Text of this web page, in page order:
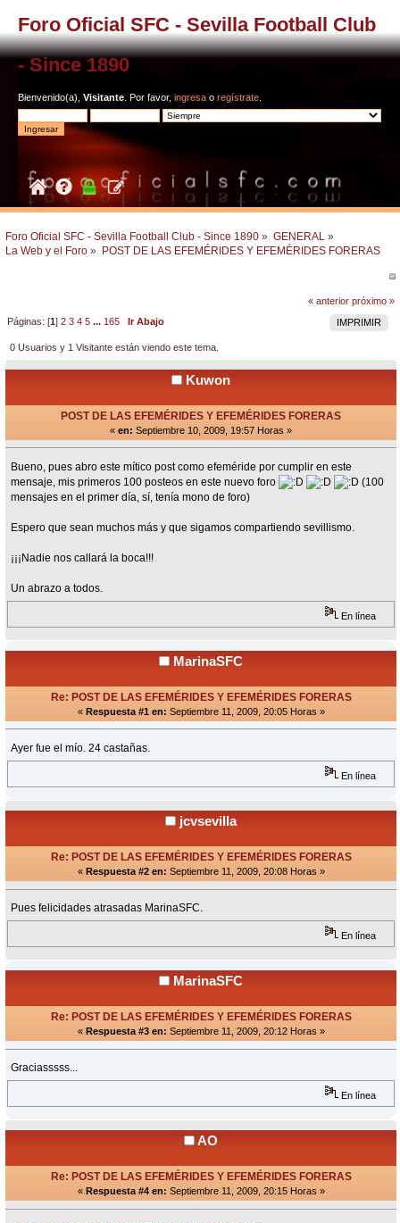
Foro Oficial SFC - Sevilla Football Club
- Since 1890
Bienvenido(a), Visitante . Por favor, ingresa o regístrate
Foro Oficial SFC - Sevilla Football Club - Since 1890 » GENERAL »
La Web y el Foro » POST DE LAS EFEMÉRIDES Y EFEMÉRIDES FORERAS
« anterior próximo »
IMPRIMIR
Páginas: [1]2 3 4 5 ... 165 Ir Abajo
0 Usuarios y 1 Visitante están viendo este tema.
Kuwon
POST DE LAS EFEMÉRIDES Y EFEMÉRIDES FORERAS
« en: Septiembre 10, 2009, 19:57 Horas »
Bueno, pues abro este mítico post como efeméride por cumplir en este
mensaje, mis primeros 100 posteos en este nuevo foro
(100
mensajes en el primer día, sí, tenía mono de foro)
Espero que sean muchos más y que sigamos compartiendo sevillismo.
¡¡¡Nadie nos callará la boca!!!
Un abrazo a todos.
En línea
MarinaSFC
Re: POST DE LAS EFEMÉRIDES Y EFEMÉRIDES FORERAS
« Respuesta #1 en: Septiembre 11, 2009, 20:05 Horas »
Ayer fue el mío. 24 castañas.
En línea
jcvsevilla
Re: POST DE LAS EFEMÉRIDES Y EFEMÉRIDES FORERAS
« Respuesta #2 en: Septiembre 11, 2009, 20:08 Horas »
Pues felicidades atrasadas MarinaSFC.
En línea
MarinaSFC
Re: POST DE LAS EFEMÉRIDES Y EFEMÉRIDES FORERAS
« Respuesta #3 en: Septiembre 11, 2009, 20:12 Horas »
Graciasssss...
En línea
AO
Re: POST DE LAS EFEMÉRIDES Y EFEMÉRIDES FORERAS
« Respuesta #4 en: Septiembre 11, 2009, 20:15 Horas »